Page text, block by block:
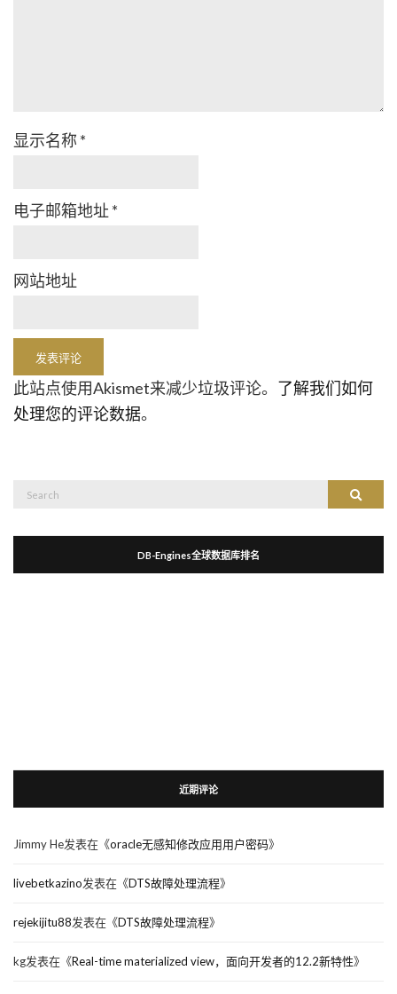
显示名称 *
电子邮箱地址 *
网站地址
此站点使用Akismet来减少垃圾评论。 了解我们如何
处理您的评论数据。
Search
DB-Engines全球数据库排名
近期评论
Jimmy He发表在《oracle无感知修改应用用户密码》
livebetkazino发表在《DTS故障处理流程》
rejekijitu88发表在《DTS故障处理流程》
kg发表在《Real-time materialized view，面向开发者的12.2新特性》